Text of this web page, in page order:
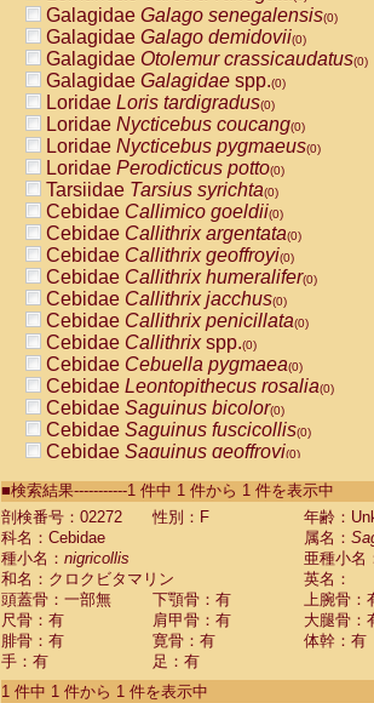
Galagidae Galago senegalensis(0)
Galagidae Galago demidovii(0)
Galagidae Otolemur crassicaudatus(0)
Galagidae Galagidae spp.(0)
Loridae Loris tardigradus(0)
Loridae Nycticebus coucang(0)
Loridae Nycticebus pygmaeus(0)
Loridae Perodicticus potto(0)
Tarsiidae Tarsius syrichta(0)
Cebidae Callimico goeldii(0)
Cebidae Callithrix argentata(0)
Cebidae Callithrix geoffroyi(0)
Cebidae Callithrix humeralifer(0)
Cebidae Callithrix jacchus(0)
Cebidae Callithrix penicillata(0)
Cebidae Callithrixspp.(0)
Cebidae Cebuella pygmaea(0)
Cebidae Leontopithecus rosalia(0)
Cebidae Saguinus bicolor(0)
Cebidae Saguinus fuscicollis(0)
Cebidae Saguinus geoffroyi(0)
CebidaeSaguinus labiatus(0)
Cebidae Saguinus leucopus (0)
Cebidae
CebidaeSaguinus mystax
CebidaeSaguinus nigricollis (1)
Cebidae Saguinus oedipus
Cebidae Saguinus weddelli
Cebidae Saguinusspp.
Cebidae Aotus trivirgatus
Cebidae Cebus albifrons
■検索結果-----------1 件中 1 件から 1 件を表示中
剖検番号：02272
性別：F
年齢：
科名：Cebidae
属名：
種小名： nigricollis
亜種小名
和名：クロクビタマリン
英名：
頭蓋骨：一部無
下顎骨：有
上腕骨：
尺骨：有
肩甲骨：有
大腿骨：
腓骨：有
寛骨：有
体幹：有
手：有
足：有
1 件中 1 件から 1 件を表示中